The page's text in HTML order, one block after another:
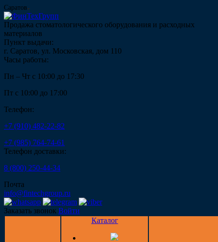
Саратов
Продажа стоматологического оборудования и расходных
материалов
Пункт выдачи:
г. Саратов, ул. Московская, дом 110
Часы работы:
Пн – Чт с 10:00 до 17:30
Пт с 10:00 до 17:00
Телефон:
+7 (910) 482-22-82
+7 (985) 764-74-61
Телефон доставки:
8 (800) 250-44-34
Почта
info@fintechgroup.ru
Заказать звонок Войти
Каталог